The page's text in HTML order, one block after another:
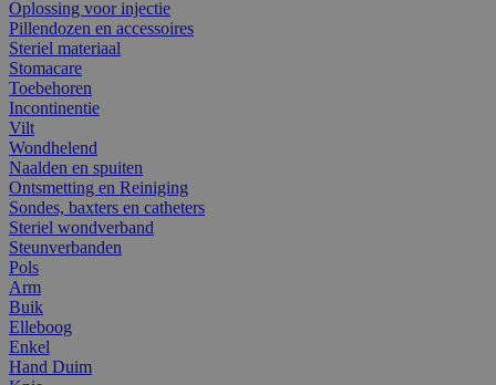
Oplossing voor injectie
Pillendozen en accessoires
Steriel materiaal
Stomacare
Toebehoren
Incontinentie
Vilt
Wondhelend
Naalden en spuiten
Ontsmetting en Reiniging
Sondes, baxters en catheters
Steriel wondverband
Steunverbanden
Pols
Arm
Buik
Elleboog
Enkel
Hand Duim